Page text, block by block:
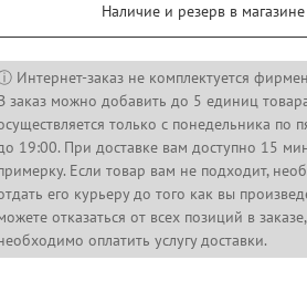
Наличие и резерв в магазине
Интернет-заказ не комплектуется
заказ можно добавить до 5 единиц
только с понедельника по
19:00. При доставке вам доступно 15
Если товар вам не подходит,
его курьеру до того как вы
отказаться от всех позиций в
оплатить услугу доставки.